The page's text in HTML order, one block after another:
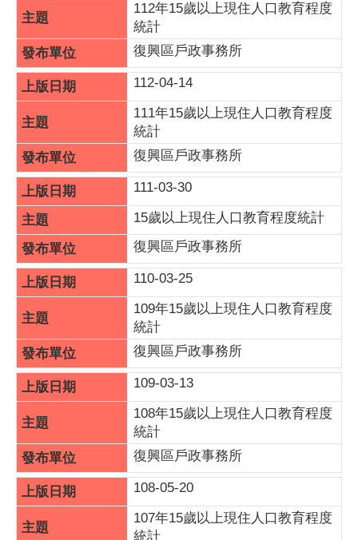
112年15歲以上現住人口教育程度
統計
復興區戶政事務所
112-04-14
111年15歲以上現住人口教育程度
統計
復興區戶政事務所
111-03-30
15歲以上現住人口教育程度統計
復興區戶政事務所
110-03-25
109年15歲以上現住人口教育程度
統計
復興區戶政事務所
109-03-13
108年15歲以上現住人口教育程度
統計
復興區戶政事務所
108-05-20
107年15歲以上現住人口教育程度
統計